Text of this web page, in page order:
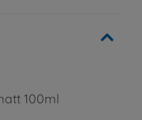
100ml